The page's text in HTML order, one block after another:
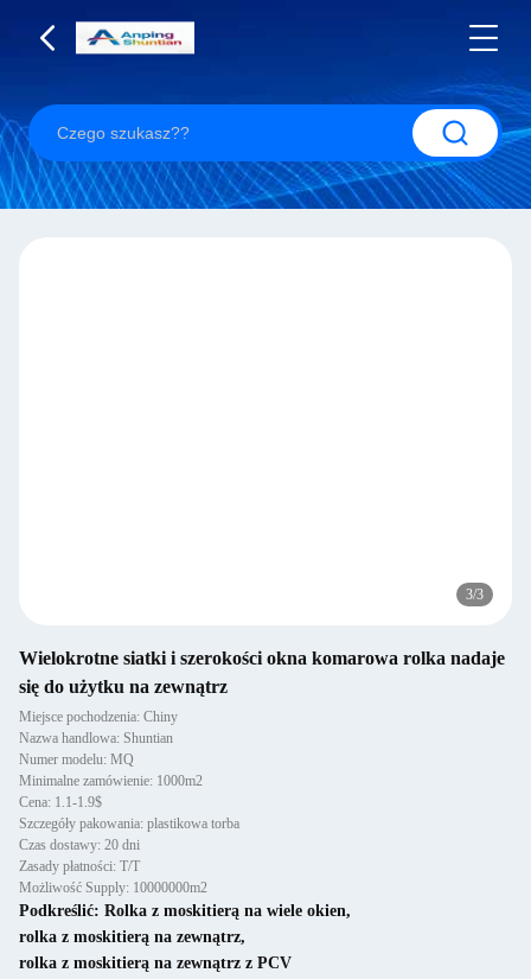
3/3
Wielokrotne siatki i szerokości okna komarowa rolka nadaje
się do użytku na zewnątrz
Miejsce pochodzenia: Chiny
Nazwa handlowa: Shuntian
Numer modelu: MQ
Minimalne zamówienie: 1000m2
Cena: 1.1-1.9$
Szczegóły pakowania: plastikowa torba
Czas dostawy: 20 dni
Zasady płatności: T/T
Możliwość Supply: 10000000m2
Podkreślić: Rolka z moskitierą na wiele okien,
rolka z moskitierą na zewnątrz,
rolka z moskitierą na zewnątrz z PCV